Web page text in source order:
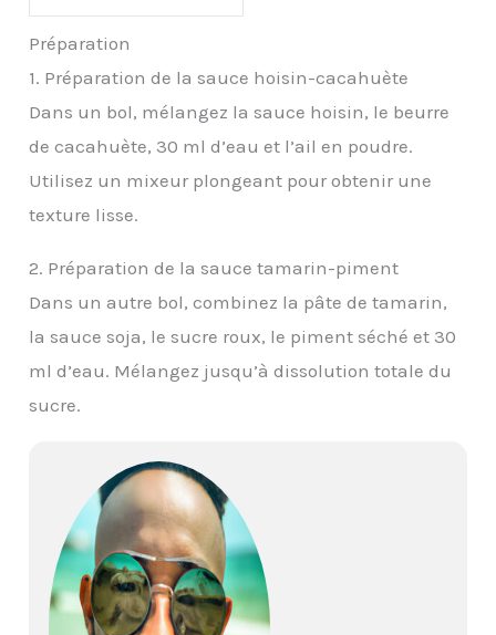
Préparation
1. Préparation de la sauce hoisin-cacahuète
Dans un bol, mélangez la sauce hoisin, le beurre
de cacahuète, 30 ml d’eau et l’ail en poudre.
Utilisez un mixeur plongeant pour obtenir une
texture lisse.
2. Préparation de la sauce tamarin-piment
Dans un autre bol, combinez la pâte de tamarin,
la sauce soja, le sucre roux, le piment séché et 30
ml d’eau. Mélangez jusqu’à dissolution totale du
sucre.